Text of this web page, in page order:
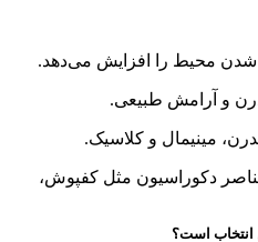
محیط را افزایش می‌دهد.
و آرامش طبیعی.
مینیمال و کلاسیک.
دکوراسیون مثل کفپوش،